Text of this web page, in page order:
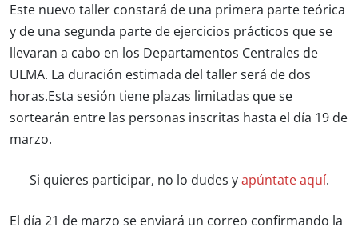
Este nuevo taller constará de una primera parte teórica
y de una segunda parte de ejercicios prácticos que se
llevaran a cabo en los Departamentos Centrales de
ULMA. La duración estimada del taller será de dos
horas.Esta sesión tiene plazas limitadas que se
sortearán entre las personas inscritas hasta el día 19 de
marzo.
Si quieres participar, no lo dudes y apúntate aquí.
El día 21 de marzo se enviará un correo confirmando la